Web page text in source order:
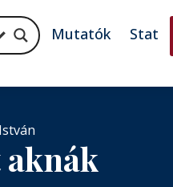
Mutatók Stat